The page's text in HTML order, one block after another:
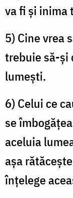
va fi şi inima
5) Cine vrea
trebuie să-şi
lumeşti.
6) Celui ce
se
aceluia
aşa
înţelege